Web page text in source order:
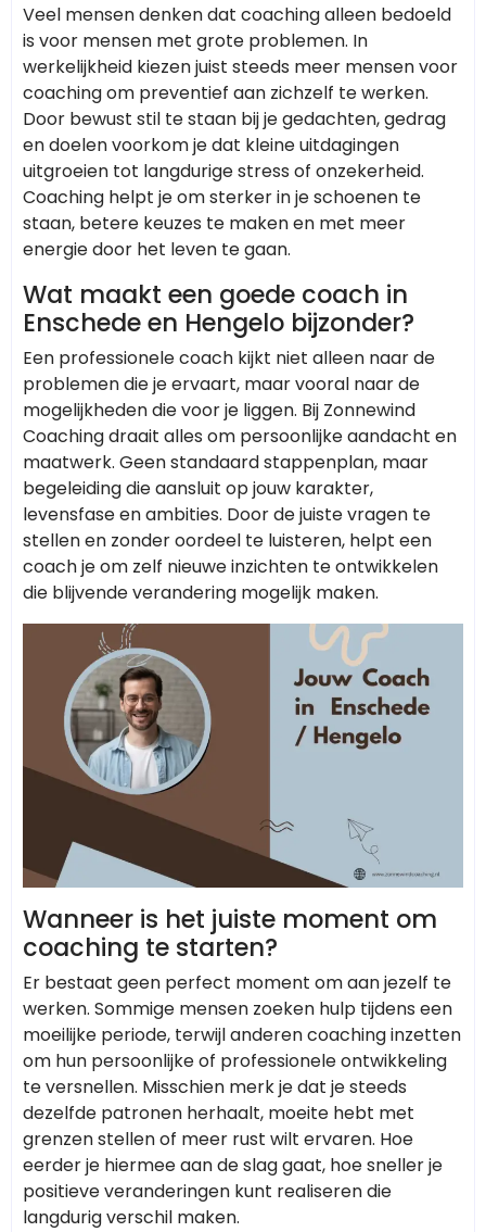
Veel mensen denken dat coaching alleen bedoeld
is voor mensen met grote problemen. In
werkelijkheid kiezen juist steeds meer mensen voor
coaching om preventief aan zichzelf te werken.
Door bewust stil te staan bij je gedachten, gedrag
en doelen voorkom je dat kleine uitdagingen
uitgroeien tot langdurige stress of onzekerheid.
Coaching helpt je om sterker in je schoenen te
staan, betere keuzes te maken en met meer
energie door het leven te gaan.
Wat maakt een goede coach in
Enschede en Hengelo bijzonder?
Een professionele coach kijkt niet alleen naar de
problemen die je ervaart, maar vooral naar de
mogelijkheden die voor je liggen. Bij Zonnewind
Coaching draait alles om persoonlijke aandacht en
maatwerk. Geen standaard stappenplan, maar
begeleiding die aansluit op jouw karakter,
levensfase en ambities. Door de juiste vragen te
stellen en zonder oordeel te luisteren, helpt een
coach je om zelf nieuwe inzichten te ontwikkelen
die blijvende verandering mogelijk maken.
Wanneer is het juiste moment om
coaching te starten?
Er bestaat geen perfect moment om aan jezelf te
werken. Sommige mensen zoeken hulp tijdens een
moeilijke periode, terwijl anderen coaching inzetten
om hun persoonlijke of professionele ontwikkeling
te versnellen. Misschien merk je dat je steeds
dezelfde patronen herhaalt, moeite hebt met
grenzen stellen of meer rust wilt ervaren. Hoe
eerder je hiermee aan de slag gaat, hoe sneller je
positieve veranderingen kunt realiseren die
langdurig verschil maken.